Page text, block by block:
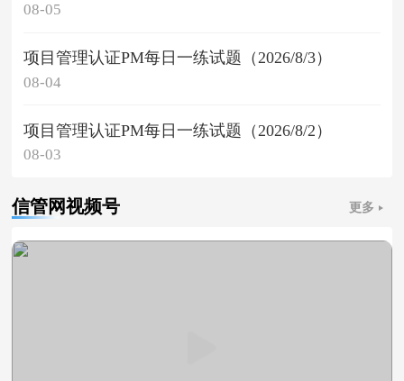
08-05
项目管理认证PM每日一练试题（2026/8/3）
08-04
项目管理认证PM每日一练试题（2026/8/2）
08-03
信管网视频号 更多